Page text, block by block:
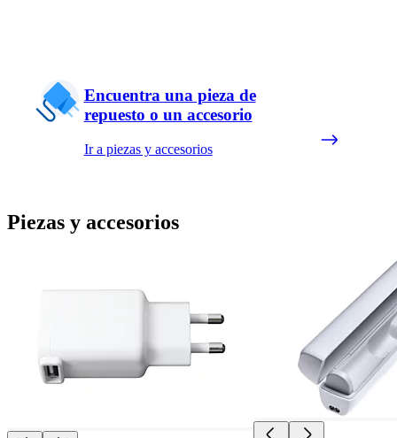
Encuentra una pieza de
repuesto o un accesorio
Ir a piezas y accesorios
Piezas y accesorios